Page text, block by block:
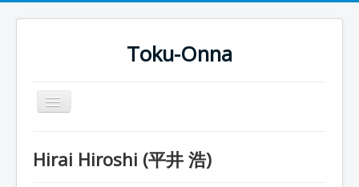
Toku-Onna
Basculer
la
Toku-Actrices
Hirai Hiroshi (平井 浩)